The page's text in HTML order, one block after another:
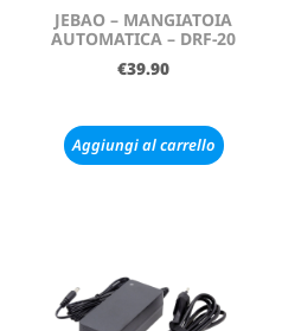
JEBAO – MANGIATOIA
AUTOMATICA – DRF-20
€39.90
Aggiungi al carrello